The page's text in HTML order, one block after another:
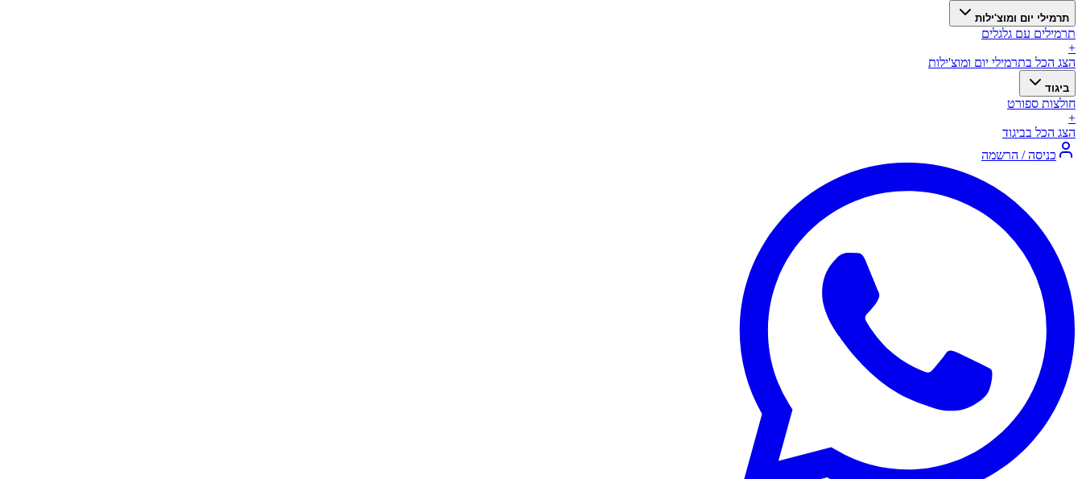
תרמילי יום ומוצ'ילות
תרמילים עם גלגלים
+
הצג הכל בתרמילי יום ומוצ'ילות
ביגוד
חולצות ספורט
+
הצג הכל בביגוד
כניסה / הרשמה